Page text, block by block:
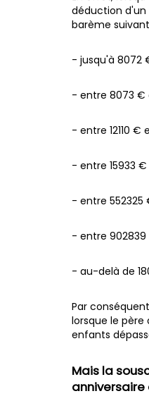
déduction
barème
- jusqu'à 8072
- entre 8073 €
- entre 12110 €
- entre 15933
- entre 552325
- entre 902839
- au-delà de
Par
lorsque le père
enfants
Mais la